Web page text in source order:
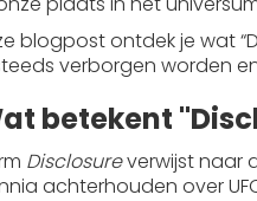
blogpost ontdek je wat
verborgen worden
betekent
Disclosureverwijst naar
achterhouden over